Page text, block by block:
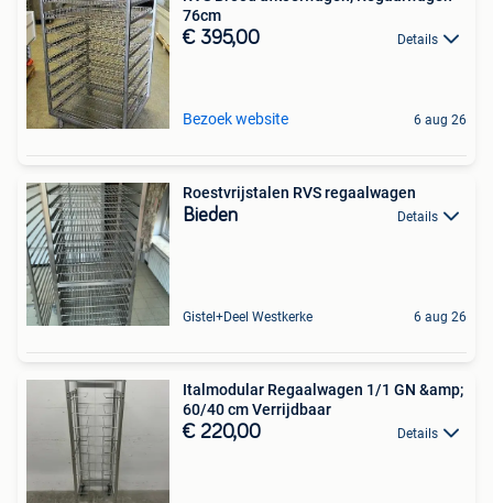
76cm
€ 395,00 Details
Bezoek website 6 aug 26
Roestvrijstalen RVS regaalwagen
Bieden Details
Gistel+Deel Westkerke 6 aug 26
Italmodular Regaalwagen 1/1 GN &amp;
60/40 cm Verrijdbaar
€ 220,00 Details